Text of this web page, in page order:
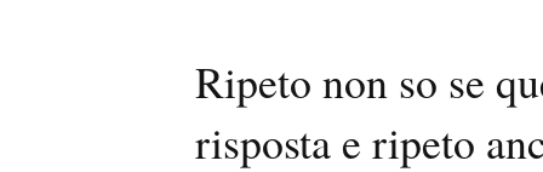
Ripeto non so se
risposta e ripeto